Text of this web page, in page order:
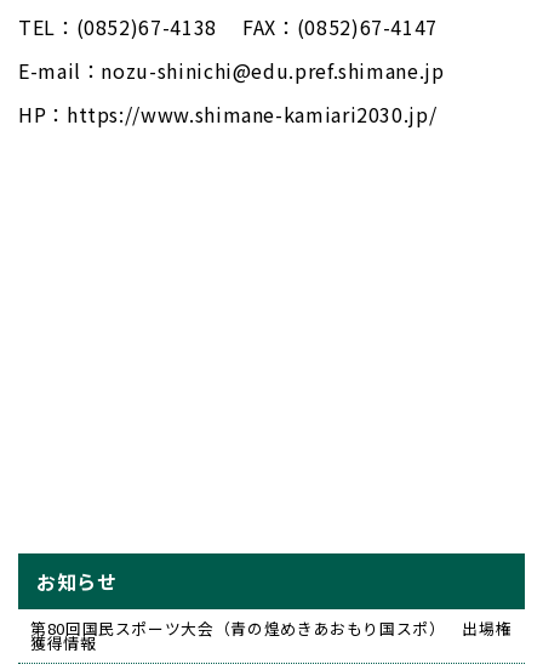
TEL：(0852)67-4138 FAX：(0852)67-4147
E-mail：nozu-shinichi@edu.pref.shimane.jp
HP：https://www.shimane-kamiari2030.jp/
お知らせ
第80回国民スポーツ大会（青の煌めきあおもり国スポ） 出場権
獲得情報